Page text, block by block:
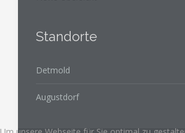
Standorte
Detmold
Augustdorf